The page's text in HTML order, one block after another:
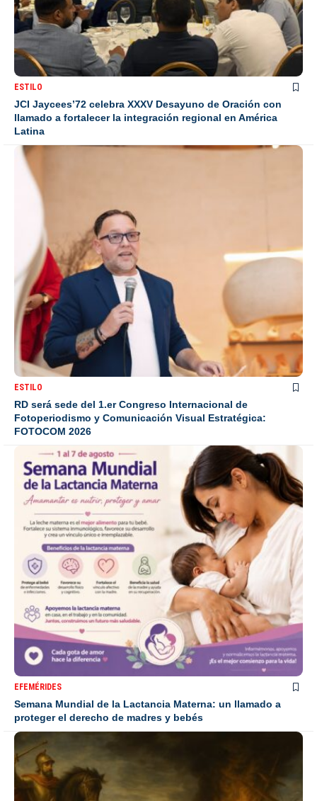
ESTILO
JCI Jaycees’72 celebra XXXV Desayuno de Oración con
llamado a fortalecer la integración regional en América
Latina
ESTILO
RD será sede del 1.er Congreso Internacional de
Fotoperiodismo y Comunicación Visual Estratégica:
FOTOCOM 2026
EFEMÉRIDES
Semana Mundial de la Lactancia Materna: un llamado a
proteger el derecho de madres y bebés